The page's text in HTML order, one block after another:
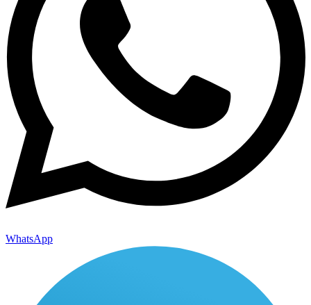
WhatsApp